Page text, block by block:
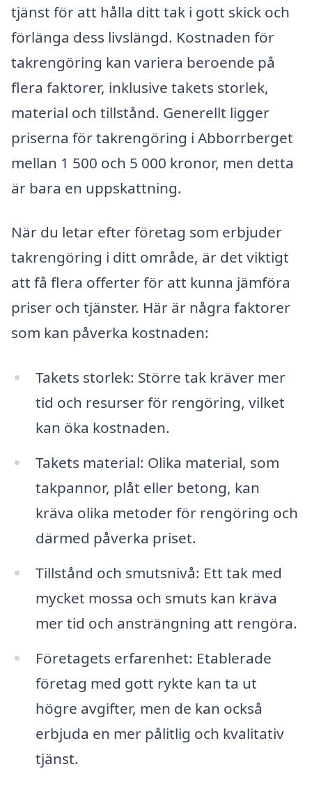
tjänst för att hålla ditt tak i gott skick och
förlänga dess livslängd. Kostnaden för
takrengöring kan variera beroende på
flera faktorer, inklusive takets storlek,
material och tillstånd. Generellt ligger
priserna för takrengöring i Abborrberget
mellan 1 500 och 5 000 kronor, men detta
är bara en uppskattning.
När du letar efter företag som erbjuder
takrengöring i ditt område, är det viktigt
att få flera offerter för att kunna jämföra
priser och tjänster. Här är några faktorer
som kan påverka kostnaden:
Takets storlek: Större tak kräver mer
tid och resurser för rengöring, vilket
kan öka kostnaden.
Takets material: Olika material, som
takpannor, plåt eller betong, kan
kräva olika metoder för rengöring och
därmed påverka priset.
Tillstånd och smutsnivå: Ett tak med
mycket mossa och smuts kan kräva
mer tid och ansträngning att rengöra.
Företagets erfarenhet: Etablerade
företag med gott rykte kan ta ut
högre avgifter, men de kan också
erbjuda en mer pålitlig och kvalitativ
tjänst.